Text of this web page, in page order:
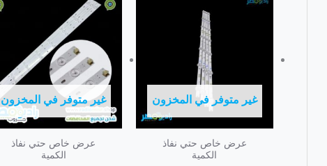
غير متوفر في المخزون
عرض خاص حتي نفاذ
الكمية
غير متوفر في المخزون
عرض خاص حتي نفاذ
الكمية